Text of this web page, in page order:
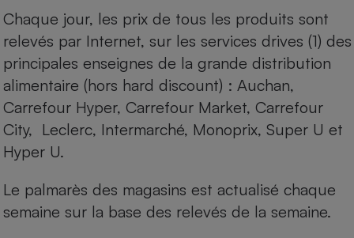
Chaque jour, les prix de tous les produits sont
relevés par Internet, sur les services drives (1) des
principales enseignes de la grande distribution
alimentaire (hors hard discount) : Auchan,
Carrefour Hyper, Carrefour Market, Carrefour
City, Leclerc, Intermarché, Monoprix, Super U et
Hyper U.
Le palmarès des magasins est actualisé chaque
semaine sur la base des relevés de la semaine.